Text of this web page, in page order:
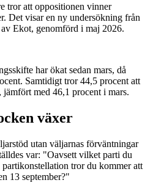
tror att oppositionen vinner
Det visar en ny undersökning från
Ekot, genomförd i maj 2026.
har ökat sedan mars, då
Samtidigt tror 44,5 procent att
med 46,1 procent i mars.
växer
utan väljarnas förväntningar
var: "Oavsett vilket parti du
tror du kommer att
13 september?"